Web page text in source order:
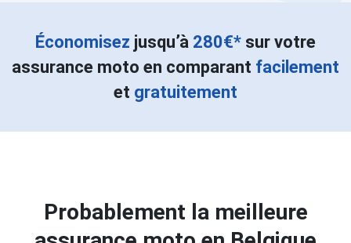
Économisez jusqu’à 280€* sur votre
assurance moto en comparant facilement
et gratuitement
Probablement la meilleure